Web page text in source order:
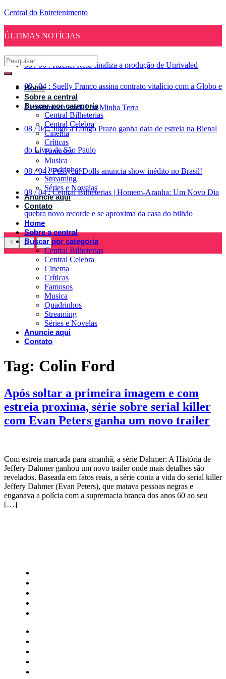
Central do Entretenimento
ÚLTIMAS NOTÍCIAS
08 / 06 : Rachel Reid finaliza a produção de Unrivaled
08 / 04 : Suelly Franco assina contrato vitalício com a Globo e
é confirmada em Lá na Minha Terra
08 / 04 : Jogo a Longo Prazo ganha data de estreia na Bienal
do Livro de São Paulo
08 / 04 : Pussycat Dolls anuncia show inédito no Brasil!
08 / 04 : Central Bilheterias | Homem-Aranha: Um Novo Dia
quebra novo recorde e se aproxima da casa do bilhão
Home
Sobre a central
Buscar por categoria
Central Bilheterias
Central Celebra
Cinema
Críticas
Famosos
Musica
Quadrinhos
Streaming
Séries e Novelas
Anuncie aqui
Contato
Home
Sobre a central
Buscar por categoria
Central Bilheterias
Central Celebra
Cinema
Críticas
Famosos
Musica
Quadrinhos
Streaming
Séries e Novelas
Anuncie aqui
Contato
Tag: Colin Ford
Após soltar a primeira imagem e com
estreia proxima, série sobre serial killer
com Evan Peters ganha um novo trailer
Com estreia marcada para amanhã, a série Dahmer: A História de
Jeffery Dahmer ganhou um novo trailer onde mais detalhes são
revelados. Baseada em fatos reais, a série conta a vida do serial killer
Jeffery Dahmer (Evan Peters), que matava pessoas negras e
enganava a polícia com a supremacia branca dos anos 60 ao seu
[…]